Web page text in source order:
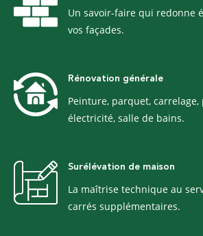
Un savoir-faire qui redonne
vos façades.
Rénovation générale
Peinture, parquet, carrelage,
électricité, salle de bains.
Surélévation de maison
La maîtrise technique au
carrés supplémentaires.